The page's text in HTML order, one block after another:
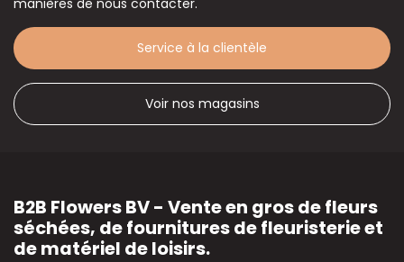
Service à la clientèle
Voir nos magasins
B2B Flowers BV - Vente en gros de fleurs
séchées, de fournitures de fleuristerie et
de matériel de loisirs.